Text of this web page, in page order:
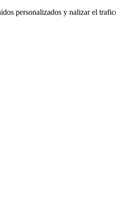
personalizados y nalizar el